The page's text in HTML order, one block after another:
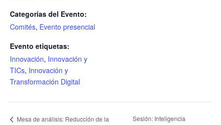
Categorías del Evento:
Comités, Evento presencial
Evento etiquetas:
Innovación, Innovación y
TICs, Innovación y
Transformación Digital
Mesa de análisis: Reducción de la
Sesión: Inteligencia